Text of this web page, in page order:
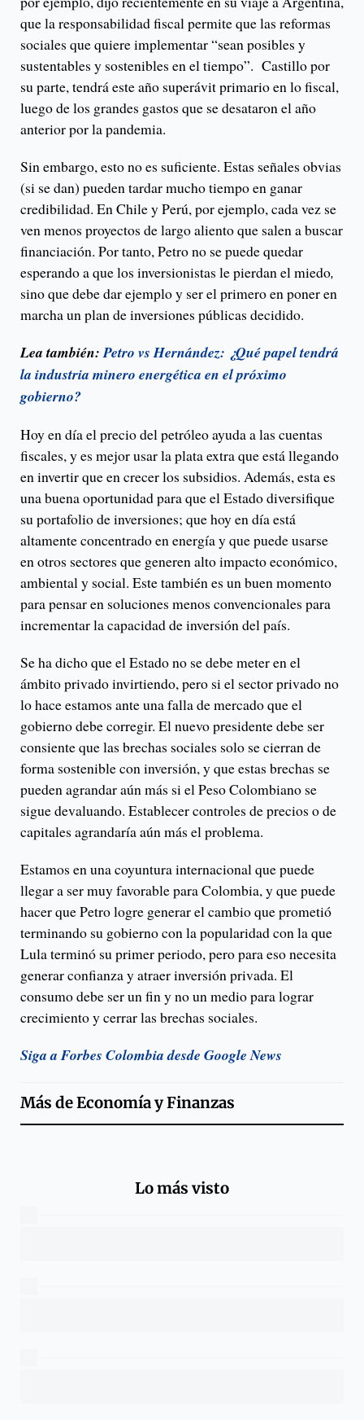
que la responsabilidad fiscal permite que las reformas
sociales que quiere implementar “sean posibles y
sustentables y sostenibles en el tiempo”. Castillo por
su parte, tendrá este año superávit primario en lo fiscal,
luego de los grandes gastos que se desataron el año
anterior por la pandemia.
Sin embargo, esto no es suficiente. Estas señales obvias
(si se dan) pueden tardar mucho tiempo en ganar
credibilidad. En Chile y Perú, por ejemplo, cada vez se
ven menos proyectos de largo aliento que salen a buscar
financiación. Por tanto, Petro no se puede quedar
esperando a que los inversionistas le pierdan el miedo,
sino que debe dar ejemplo y ser el primero en poner en
marcha un plan de inversiones públicas decidido.
Lea también:Petro vs Hernández: ¿Qué papel tendrá
la industria minero energética en el próximo
gobierno?
Hoy en día el precio del petróleo ayuda a las cuentas
fiscales, y es mejor usar la plata extra que está llegando
en invertir que en crecer los subsidios. Además, esta es
una buena oportunidad para que el Estado diversifique
su portafolio de inversiones; que hoy en día está
altamente concentrado en energía y que puede usarse
en otros sectores que generen alto impacto económico,
ambiental y social. Este también es un buen momento
para pensar en soluciones menos convencionales para
incrementar la capacidad de inversión del país.
Se ha dicho que el Estado no se debe meter en el
ámbito privado invirtiendo, pero si el sector privado no
lo hace estamos ante una falla de mercado que el
gobierno debe corregir. El nuevo presidente debe ser
consiente que las brechas sociales solo se cierran de
forma sostenible con inversión, y que estas brechas se
pueden agrandar aún más si el Peso Colombiano se
sigue devaluando. Establecer controles de precios o de
capitales agrandaría aún más el problema.
Estamos en una coyuntura internacional que puede
llegar a ser muy favorable para Colombia, y que puede
hacer que Petro logre generar el cambio que prometió
terminando su gobierno con la popularidad con la que
Lula terminó su primer periodo, pero para eso necesita
generar confianza y atraer inversión privada. El
consumo debe ser un fin y no un medio para lograr
crecimiento y cerrar las brechas sociales.
Siga a Forbes Colombia desde Google News
Más deEconomía y Finanzas
Lo más visto